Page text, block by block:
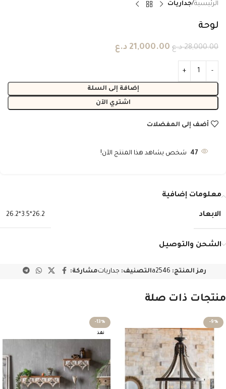
الرئيسية جداريات
لوحة
28,000.00 د.ع 21,000.00 د.ع
إضافة إلى السلة
اشتري الآن
أضف إلى المفضلات
47 شخص يشاهد هذا المنتج الآن!
معلومات إضافية
الابعاد 26.2*3.5*26.2
الشحن والتوصيل
رمز المنتج: a2546التصنيف: جدارياتمشاركة:
منتجات ذات صلة
-9%
-13%
نفذ